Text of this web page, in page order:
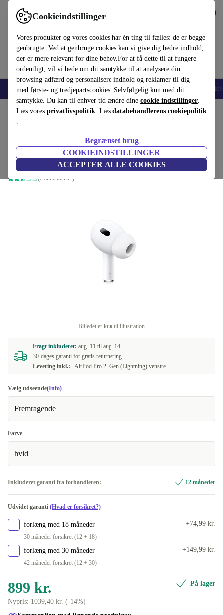
Cookieindstillinger
Vores produkter og vores cookies har én ting til fælles: de er begge
genbrugte. Ved at genbruge cookies kan vi give dig bedre indhold,
der er mere relevant for dine behov.For at få dette til at fungere
ordentligt, vil vi bede om dit samtykke til at analysere din
browsing-adfærd og personalisere indhold og reklamer til dig –
med første- og tredjepartscookies. Selvfølgelig kun med dit
samtykke. Du kan til enhver tid ændre dine cookie indstillinger.
Læs vores privatlivspolitik. Læs databehandlerens cookiepolitik
.
Begrænset brug
COOKIEINDSTILLINGER
ACCEPTER ALLE COOKIES
Brug refurbed hurtigt og nemt
Smartphones Bærbare Tablets Smartwatches Tilbehør
Startside Produkter Audio Hovedtelefoner
Enkelt Apple AirPod Pro 2.
gen. (Lightning) | Venstre
Hvid
(2 anmeldelser)
899 kr.
Nypris: 1039,40 kr.
Billedet er kun til illustration
Fragt inkluderet: aug. 11 til aug. 14
30-dages garanti for gratis returnering
Levering inkl.:
AirPod Pro 2. Gen (Lightning) venstre
Vælg udseende(Info)
Fremragende
Farve
hvid
Inkluderet garanti fra forhandleren: 12 måneder
Udvidet garanti (Hvad er forsikret?)
forlæng med 18 måneder
30 måneder forsikret (12 + 18)
+74,99 kr.
forlæng med 30 måneder
42 måneder forsikret (12 + 30)
+149,99 kr.
899 kr.
Nypris: 1039,40 kr. (-14%)
På lager